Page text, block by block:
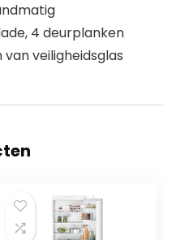
4 deurplanken
veiligheidsglas